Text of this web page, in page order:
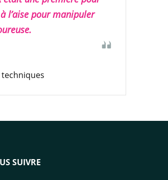
l’aise pour manipuler
SUIVRE